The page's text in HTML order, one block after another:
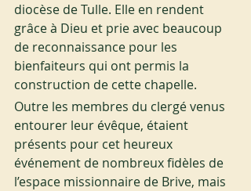
diocèse de Tulle. Elle en rendent
grâce à Dieu et prie avec beaucoup
de reconnaissance pour les
bienfaiteurs qui ont permis la
construction de cette chapelle.
Outre les membres du clergé venus
entourer leur évêque, étaient
présents pour cet heureux
événement de nombreux fidèles de
l’espace missionnaire de Brive, mais